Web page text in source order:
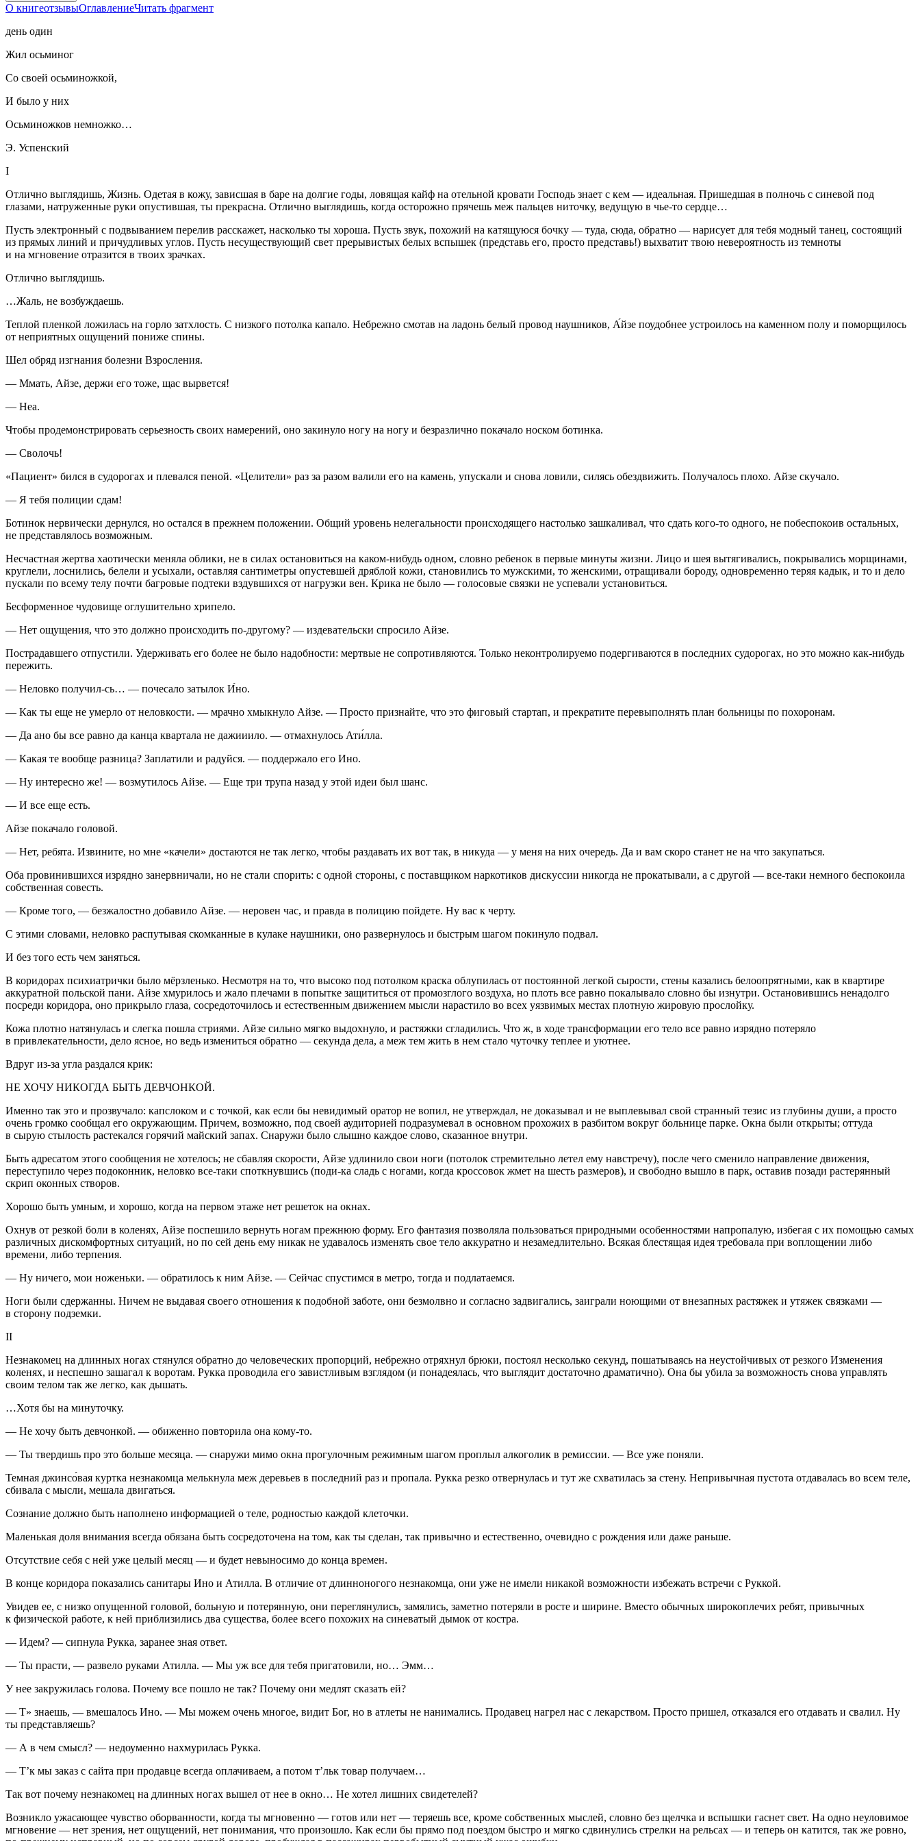
О книгеотзывыОглавлениеЧитать фрагмент
день один
Жил осьминог
Со своей осьминожкой,
И было у них
Осьминожков немножко…
Э. Успенский
I
Отлично выглядишь, Жизнь. Одетая в кожу, зависшая в баре на долгие годы, ловящая кайф на отельной кровати Господь знает с кем — идеальная. Пришедшая в полночь с синевой под
глазами, натруженные руки опустившая, ты прекрасна. Отлично выглядишь, когда осторожно прячешь меж пальцев ниточку, ведущую в чье-то сердце…
Пусть электронный с подвыванием перелив расскажет, насколько ты хороша. Пусть звук, похожий на катящуюся бочку — туда, сюда, обратно — нарисует для тебя модный танец, состоящий
из прямых линий и причудливых углов. Пусть несуществующий свет прерывистых белых вспышек (представь его, просто представь!) выхватит твою невероятность из темноты
и на мгновение отразится в твоих зрачках.
Отлично выглядишь.
…Жаль, не возбуждаешь.
Теплой пленкой ложилась на горло затхлость. С низкого потолка капало. Небрежно смотав на ладонь белый провод наушников, А́йзе поудобнее устроилось на каменном полу и поморщилось
от неприятных ощущений пониже спины.
Шел обряд изгнания болезни Взросления.
— Ммать, Айзе, держи его тоже, щас вырвется!
— Неа.
Чтобы продемонстрировать серьезность своих намерений, оно закинуло ногу на ногу и безразлично покачало носком ботинка.
— Сволочь!
«Пациент» бился в судорогах и плевался пеной. «Целители» раз за разом валили его на камень, упускали и снова ловили, силясь обездвижить. Получалось плохо. Айзе скучало.
— Я тебя полиции сдам!
Ботинок нервически дернулся, но остался в прежнем положении. Общий уровень нелегальности происходящего настолько зашкаливал, что сдать кого-то одного, не побеспокоив остальных,
не представлялось возможным.
Несчастная жертва хаотически меняла облики, не в силах остановиться на каком-нибудь одном, словно ребенок в первые минуты жизни. Лицо и шея вытягивались, покрывались морщинами,
круглели, лоснились, белели и усыхали, оставляя сантиметры опустевшей дряблой кожи, становились то мужскими, то женскими, отращивали бороду, одновременно теряя кадык, и то и дело
пускали по всему телу почти багровые подтеки вздувшихся от нагрузки вен. Крика не было — голосовые связки не успевали установиться.
Бесформенное чудовище оглушительно хрипело.
— Нет ощущения, что это должно происходить по-другому? — издевательски спросило Айзе.
Пострадавшего отпустили. Удерживать его более не было надобности: мертвые не сопротивляются. Только неконтролируемо подергиваются в последних судорогах, но это можно как-нибудь
пережить.
— Неловко получил-сь… — почесало затылок И́но.
— Как ты еще не умерло от неловкости. — мрачно хмыкнуло Айзе. — Просто признайте, что это фиговый стартап, и прекратите перевыполнять план больницы по похоронам.
— Да ано бы все равно да канца квартала не дажииило. — отмахнулось Ати́лла.
— Какая те вообще разница? Заплатили и радуйся. — поддержало его Ино.
— Ну интересно же! — возмутилось Айзе. — Еще три трупа назад у этой идеи был шанс.
— И все еще есть.
Айзе покачало головой.
— Нет, ребята. Извините, но мне «качели» достаются не так легко, чтобы раздавать их вот так, в никуда — у меня на них очередь. Да и вам скоро станет не на что закупаться.
Оба провинившихся изрядно занервничали, но не стали спорить: с одной стороны, с поставщиком наркотиков дискуссии никогда не прокатывали, а с другой — все-таки немного беспокоила
собственная совесть.
— Кроме того, — безжалостно добавило Айзе. — неровен час, и правда в полицию пойдете. Ну вас к черту.
С этими словами, неловко распутывая скомканные в кулаке наушники, оно развернулось и быстрым шагом покинуло подвал.
И без того есть чем заняться.
В коридорах психиатрички было мёрзленько. Несмотря на то, что высоко под потолком краска облупилась от постоянной легкой сырости, стены казались белоопрятными, как в квартире
аккуратной польской пани. Айзе хмурилось и жало плечами в попытке защититься от промозглого воздуха, но плоть все равно покалывало словно бы изнутри. Остановившись ненадолго
посреди коридора, оно прикрыло глаза, сосредоточилось и естественным движением мысли нарастило во всех уязвимых местах плотную жировую прослойку.
Кожа плотно натянулась и слегка пошла стриями. Айзе сильно мягко выдохнуло, и растяжки сгладились. Что ж, в ходе трансформации его тело все равно изрядно потеряло
в привлекательности, дело ясное, но ведь измениться обратно — секунда дела, а меж тем жить в нем стало чуточку теплее и уютнее.
Вдруг из-за угла раздался крик:
НЕ ХОЧУ НИКОГДА БЫТЬ ДЕВЧОНКОЙ.
Именно так это и прозвучало: капслоком и с точкой, как если бы невидимый оратор не вопил, не утверждал, не доказывал и не выплевывал свой странный тезис из глубины души, а просто
очень громко сообщал его окружающим. Причем, возможно, под своей аудиторией подразумевал в основном прохожих в разбитом вокруг больнице парке. Окна были открыты; оттуда
в сырую стылость растекался горячий майский запах. Снаружи было слышно каждое слово, сказанное внутри.
Быть адресатом этого сообщения не хотелось; не сбавляя скорости, Айзе удлинило свои ноги (потолок стремительно летел ему навстречу), после чего сменило направление движения,
переступило через подоконник, неловко все-таки споткнувшись (поди-ка сладь с ногами, когда кроссовок жмет на шесть размеров), и свободно вышло в парк, оставив позади растерянный
скрип оконных створов.
Хорошо быть умным, и хорошо, когда на первом этаже нет решеток на окнах.
Охнув от резкой боли в коленях, Айзе поспешило вернуть ногам прежнюю форму. Его фантазия позволяла пользоваться природными особенностями напропалую, избегая с их помощью самых
различных дискомфортных ситуаций, но по сей день ему никак не удавалось изменять свое тело аккуратно и незамедлительно. Всякая блестящая идея требовала при воплощении либо
времени, либо терпения.
— Ну ничего, мои ноженьки. — обратилось к ним Айзе. — Сейчас спустимся в метро, тогда и подлатаемся.
Ноги были сдержанны. Ничем не выдавая своего отношения к подобной заботе, они безмолвно и согласно задвигались, заиграли ноющими от внезапных растяжек и утяжек связками —
в сторону подземки.
II
Незнакомец на длинных ногах стянулся обратно до человеческих пропорций, небрежно отряхнул брюки, постоял несколько секунд, пошатываясь на неустойчивых от резкого Изменения
коленях, и неспешно зашагал к воротам. Рукка проводила его завистливым взглядом (и понадеялась, что выглядит достаточно драматично). Она бы убила за возможность снова управлять
своим телом так же легко, как дышать.
…Хотя бы на минуточку.
— Не хочу быть девчонкой. — обиженно повторила она кому-то.
— Ты твердишь про это больше месяца. — снаружи мимо окна прогулочным режимным шагом проплыл алкоголик в ремиссии. — Все уже поняли.
Темная джинсо́вая куртка незнакомца мелькнула меж деревьев в последний раз и пропала. Рукка резко отвернулась и тут же схватилась за стену. Непривычная пустота отдавалась во всем теле,
сбивала с мысли, мешала двигаться.
Сознание должно быть наполнено информацией о теле, родностью каждой клеточки.
Маленькая доля внимания всегда обязана быть сосредоточена на том, как ты сделан, так привычно и естественно, очевидно с рождения или даже раньше.
Отсутствие себя с ней уже целый месяц — и будет невыносимо до конца времен.
В конце коридора показались санитары Ино и Атилла. В отличие от длинноногого незнакомца, они уже не имели никакой возможности избежать встречи с Руккой.
Увидев ее, с низко опущенной головой, больную и потерянную, они переглянулись, замялись, заметно потеряли в росте и ширине. Вместо обычных широкоплечих ребят, привычных
к физической работе, к ней приблизились два существа, более всего похожих на синеватый дымок от костра.
— Идем? — сипнула Рукка, заранее зная ответ.
— Ты прасти, — развело руками Атилла. — Мы уж все для тебя пригатовили, но… Эмм…
У нее закружилась голова. Почему все пошло не так? Почему они медлят сказать ей?
— Т» знаешь, — вмешалось Ино. — Мы можем очень многое, видит Бог, но в атлеты не нанимались. Продавец нагрел нас с лекарством. Просто пришел, отказался его отдавать и свалил. Ну
ты представляешь?
— А в чем смысл? — недоуменно нахмурилась Рукка.
— Т’к мы заказ с сайта при продавце всегда оплачиваем, а потом т’льк товар получаем…
Так вот почему незнакомец на длинных ногах вышел от нее в окно… Не хотел лишних свидетелей?
Возникло ужасающее чувство оборванности, когда ты мгновенно — готов или нет — теряешь все, кроме собственных мыслей, словно без щелчка и вспышки гаснет свет. На одно неуловимое
мгновение — нет зрения, нет ощущений, нет понимания, что произошло. Как если бы прямо под поездом быстро и мягко сдвинулись стрелки на рельсах — и теперь он катится, так же ровно,